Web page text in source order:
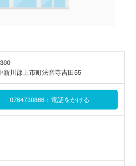
新川郡上市町法音寺吉田55
0764730866：電話をかける